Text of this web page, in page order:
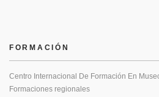
FORMACIÓN
Centro Internacional De Formación En
Formaciones regionales